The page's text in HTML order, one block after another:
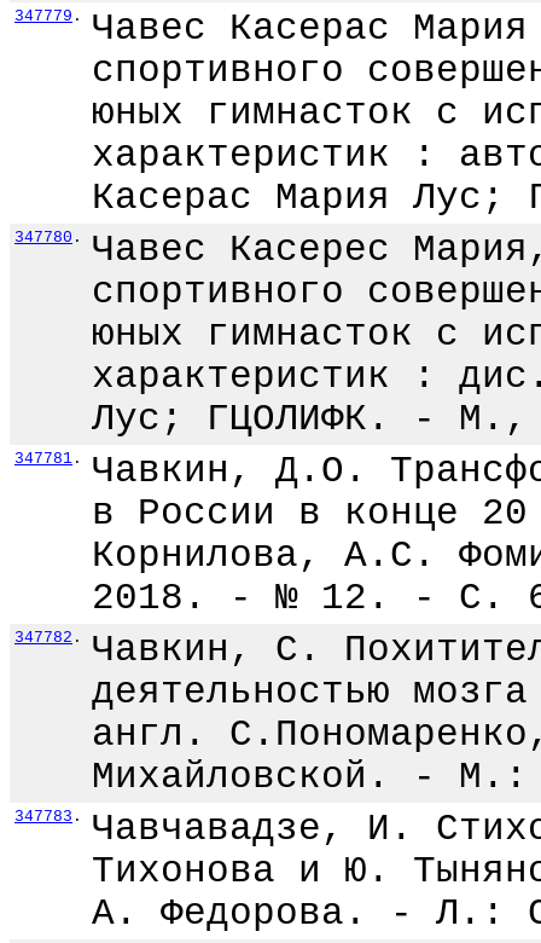
347779 .
Чавес Касерас
спортивного
юных гимнасток с
характеристик :
Касерас Мария
347780 .
Чавес Касерес
спортивного
юных гимнасток с
характеристик :
Лус; ГЦОЛИФК. -
347781 .
Чавкин, Д.О.
в России в конце
Корнилова, А.С.
2018. - № 12. - С.
347782 .
Чавкин, С.
деятельностью
англ.
Михайловской. -
347783 .
Чавчавадзе, И.
Тихонова и Ю.
А. Федорова. - Л.: